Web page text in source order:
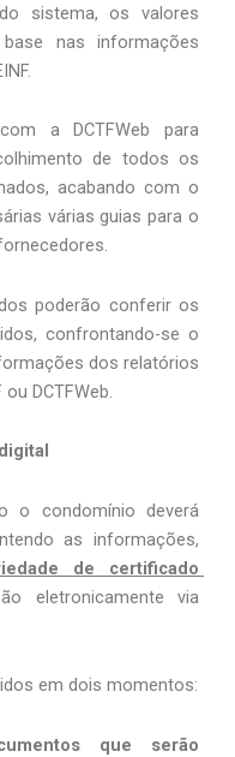
sistema, os valores
nas informações
a DCTFWeb para
de todos os
acabando com o
várias guias para o
poderão conferir os
confrontando-se o
dos relatórios
DCTFWeb.
o condomínio deverá
as informações,
de certificado
que serão